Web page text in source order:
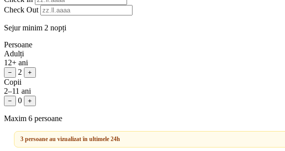
Check Out
Sejur minim 2 nopți
Persoane
Adulți
12+ ani
− 2 +
Copii
2–11 ani
− 0 +
Maxim 6 persoane
3 persoane au vizualizat în ultimele 24h